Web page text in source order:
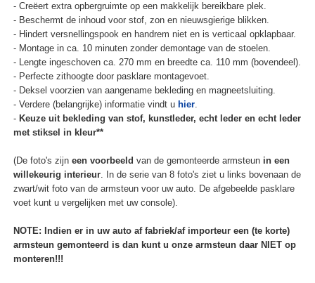
- Creëert extra opbergruimte op een makkelijk bereikbare plek.
- Beschermt de inhoud voor stof, zon en nieuwsgierige blikken.
- Hindert versnellingspook en handrem niet en is verticaal opklapbaar.
- Montage in ca. 10 minuten zonder demontage van de stoelen.
- Lengte ingeschoven ca. 270 mm en breedte ca. 110 mm (bovendeel).
- Perfecte zithoogte door pasklare montagevoet.
- Deksel voorzien van aangename bekleding en magneetsluiting.
- Verdere (belangrijke) informatie vindt u hier.
- Keuze uit bekleding van stof, kunstleder, echt leder en echt leder
met stiksel in kleur**
(De foto's zijn een voorbeeld van de gemonteerde armsteun in een
willekeurig interieur. In de serie van 8 foto's ziet u links bovenaan de
zwart/wit foto van de armsteun voor uw auto. De afgebeelde pasklare
voet kunt u vergelijken met uw console).
NOTE: Indien er in uw auto af fabriek/af importeur een (te korte)
armsteun gemonteerd is dan kunt u onze armsteun daar NIET op
monteren!!!